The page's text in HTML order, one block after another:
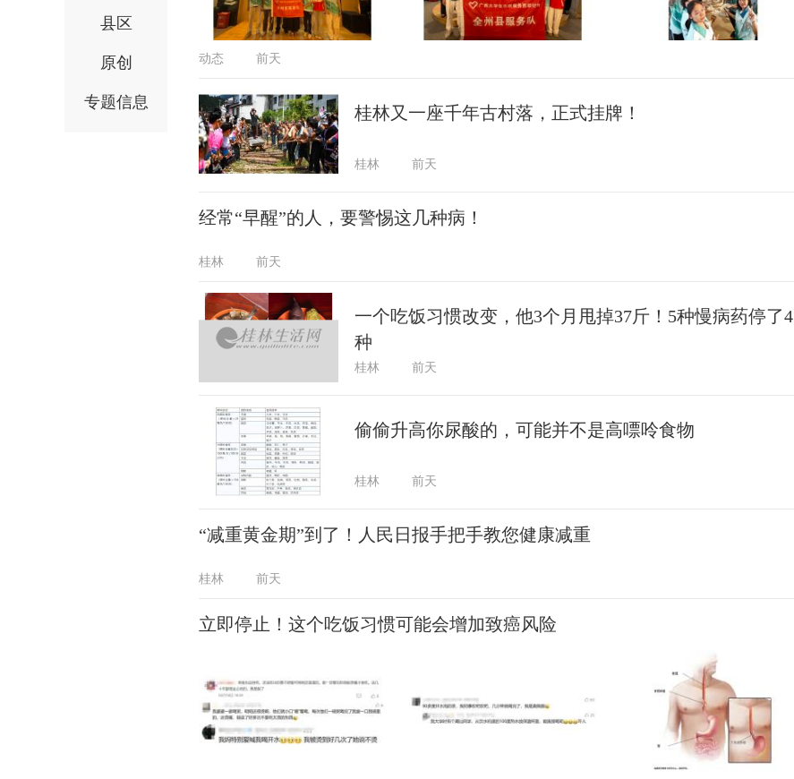
县区
原创
专题信息
动态 前天
桂林又一座千年古村落，正式挂牌！
桂林 前天
经常“早醒”的人，要警惕这几种病！
桂林 前天
一个吃饭习惯改变，他3个月甩掉37斤！5种慢病药停了4
种
桂林 前天
偷偷升高你尿酸的，可能并不是高嘌呤食物
桂林 前天
“减重黄金期”到了！人民日报手把手教您健康减重
桂林 前天
立即停止！这个吃饭习惯可能会增加致癌风险